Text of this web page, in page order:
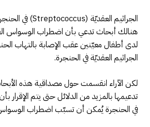
الجراثيم العقديّة (Streptococcus) في الحنجرة
هنالك أبحاث تدعي بأن اضطراب الوسواس
لدى أطفال معيّنين عقب الإصابة بالتهاب
الجراثيم العقديّة في الحنجرة.
لكن الآراء انقسمت حول مصداقية هذه
تدعيمها بالمزيد من الدلائل حتى يتم الإقرار
في الحنجرة يُمكن أن تسبّب اضطراب